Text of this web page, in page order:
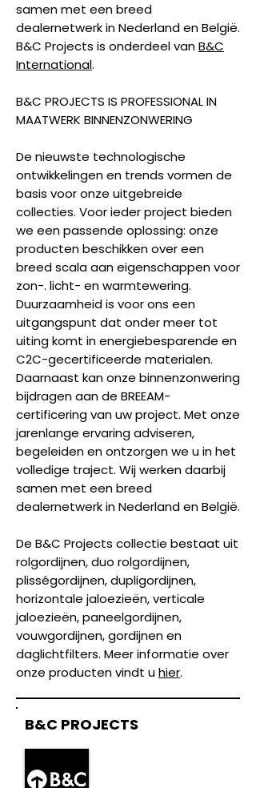
samen met een breed
dealernetwerk in Nederland en België.
B&C Projects is onderdeel vanB&C
International.
B&C PROJECTS IS PROFESSIONAL IN
MAATWERK BINNENZONWERING
De nieuwste technologische
ontwikkelingen en trends vormen de
basis voor onze uitgebreide
collecties. Voor ieder project bieden
we een passende oplossing: onze
producten beschikken over een
breed scala aan eigenschappen voor
zon-. licht- en warmtewering.
Duurzaamheid is voor ons een
uitgangspunt dat onder meer tot
uiting komt in energiebesparende en
C2C-gecertificeerde materialen.
Daarnaast kan onze binnenzonwering
bijdragen aan de BREEAM-
certificering van uw project. Met onze
jarenlange ervaring adviseren,
begeleiden en ontzorgen we u in het
volledige traject. Wij werken daarbij
samen met een breed
dealernetwerk in Nederland en België.
De B&C Projects collectie bestaat uit
rolgordijnen, duo rolgordijnen,
plisségordijnen, dupligordijnen,
horizontale jaloezieën, verticale
jaloezieën, paneelgordijnen,
vouwgordijnen, gordijnen en
daglichtfilters. Meer informatie over
onze producten vindt uhier.
B&C PROJECTS